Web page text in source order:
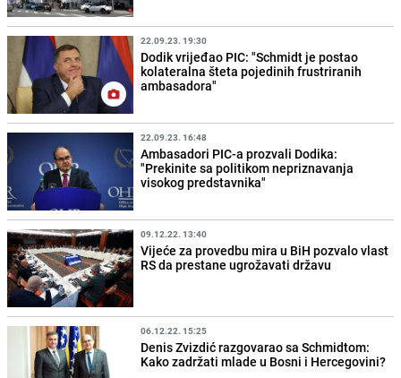
22.09.23. 19:30
Dodik vrijeđao PIC: "Schmidt je postao
kolateralna šteta pojedinih frustriranih
ambasadora"
22.09.23. 16:48
Ambasadori PIC-a prozvali Dodika:
"Prekinite sa politikom nepriznavanja
visokog predstavnika"
09.12.22. 13:40
Vijeće za provedbu mira u BiH pozvalo vlast
RS da prestane ugrožavati državu
06.12.22. 15:25
Denis Zvizdić razgovarao sa Schmidtom:
Kako zadržati mlade u Bosni i Hercegovini?